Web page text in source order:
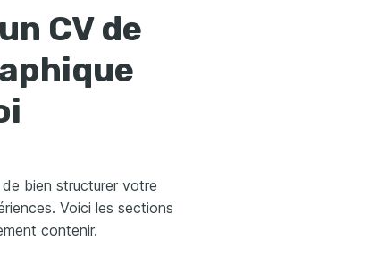
CV de
de bien structurer votre
Voici les sections
contenir.